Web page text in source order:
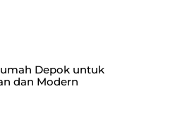
Depok untuk
dan Modern